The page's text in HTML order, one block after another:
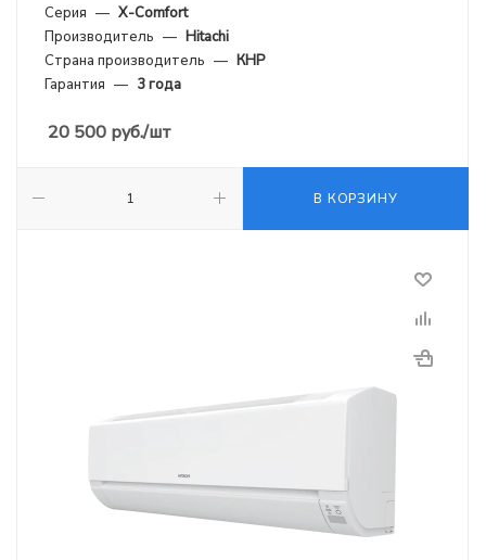
Серия — X-Comfort
Производитель — Hitachi
Страна производитель — КНР
Гарантия — 3 года
20 500 руб./шт
В КОРЗИНУ